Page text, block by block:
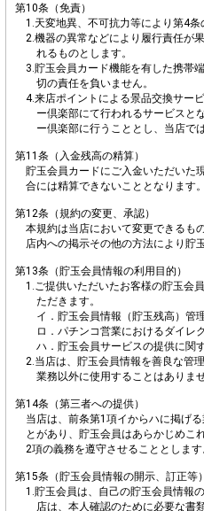
第10条（免責）
1.天変地異、不可抗力等により第4
2.機器の異常などにより履行責任が
れるものとします。
3.貯玉会員カード機能を有した携帯
切の責任を負いません。
4.来店ポイントによる景品交換サー
ー倶楽部にて行われるサービスと
ー倶楽部に行うこととし、当店で
第11条（入金残高の精算）
貯玉会員カードにご入金いただいた
合には精算できないこととなります。
第12条（規約の変更、承認）
本規約は当店において変更できるも
店内への掲示その他の方法により貯
第13条（貯玉会員情報の利用目的）
1.ご提供いただいたお客様の貯玉会
ただきます。
イ．貯玉会員情報（貯玉残高）管
ロ．パチンコ営業におけるダイレ
ハ．貯玉会員サービスの提供に関
2.当店は、貯玉会員情報を善良な管
業務以外に使用することはありませ
第14条（第三者への提供）
当店は、前条第1項イからハに掲げ
とがあり、貯玉会員はあらかじめこ
2項の義務を遵守させることとします
第15条（貯玉会員情報の開示、訂正等）
1.貯玉会員は、自己の貯玉会員情報
店は、本人確認のために必要な書